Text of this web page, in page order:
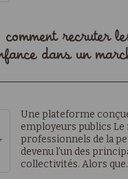
recruter
dans un
Une plateforme
employeurs publics
professionnels de la
devenu l’un des
collectivités. Alors